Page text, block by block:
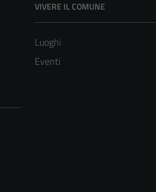
VIVERE IL COMUNE
Luoghi
Eventi